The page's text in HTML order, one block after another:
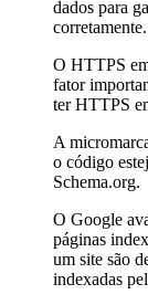
dados para
corretamente.
O HTTPS
fator
ter HTTPS
A
o código
Schema.org.
O Google
páginas
um site são
indexadas